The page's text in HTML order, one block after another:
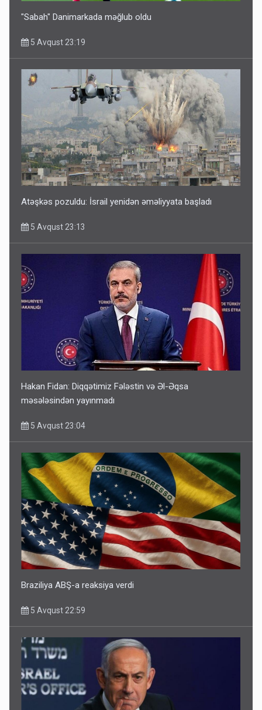
"Sabah" Danimarkada məğlub oldu
5 Avqust 23:19
Atəşkəs pozuldu: İsrail yenidən əməliyyata başladı
5 Avqust 23:13
Hakan Fidan: Diqqətimiz Fələstin və Əl-Əqsa
məsələsindən yayınmadı
5 Avqust 23:04
Braziliya ABŞ-a reaksiya verdi
5 Avqust 22:59